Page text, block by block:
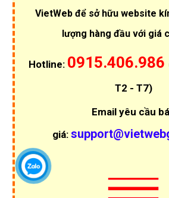
VietWeb để sở hữu website
lượng hàng đầu với giá
Hotline: 0915.406.986
T2 - T7)
Email yêu cầu
giá: